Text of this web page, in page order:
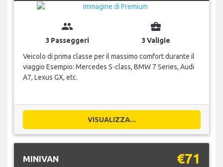
group
3 Passeggeri
business_center
3 Valigie
Veicolo di prima classe per il massimo comfort durante il
viaggio Esempio: Mercedes S-class, BMW 7 Series, Audi
A7, Lexus GX, etc.
VISUALIZZA...
MINIVAN €71